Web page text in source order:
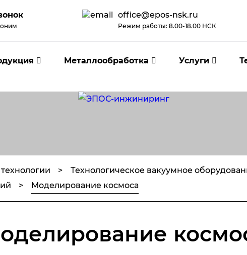
office@epos-nsk.ru
Режим работы: 8.00-18.00 НСК
Металлообработка Услуги
Технологическое вакуумное
Моделирование космоса